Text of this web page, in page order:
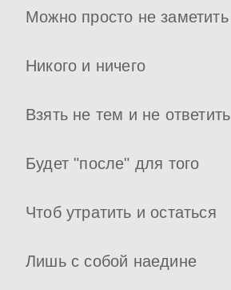
Можно просто не заметить
Никого и ничего
Взять не тем и не ответить
Будет "после" для того
Чтоб утратить и остаться
Лишь с собой наедине